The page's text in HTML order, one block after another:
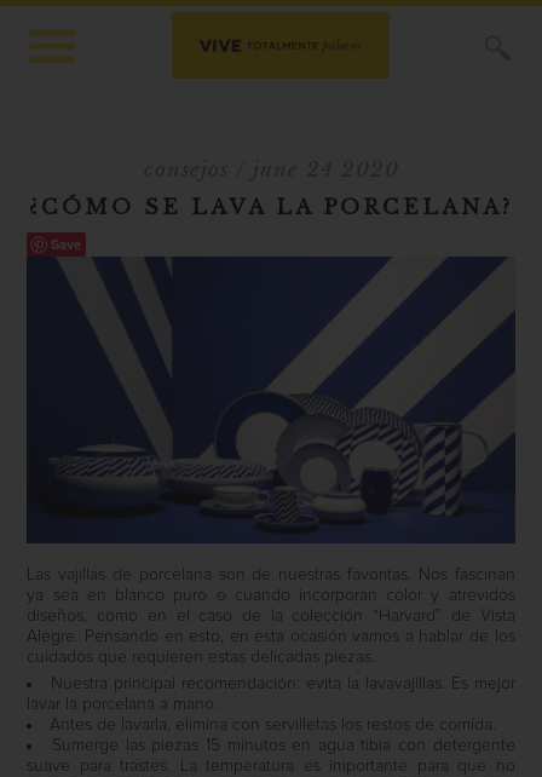
¿CÓMO SE LAVA LA PORCELANA?
Save
Las vajillas de porcelana son de nuestras favoritas. Nos fascinan
ya sea en blanco puro o cuando incorporan color y atrevidos
diseños, como en el caso de la colección “Harvard” de Vista
Alegre. Pensando en esto, en esta ocasión vamos a hablar de los
cuidados que requieren estas delicadas piezas.
Nuestra principal recomendación: evita la lavavajillas. Es mejor
lavar la porcelana a mano.
Antes de lavarla, elimina con servilletas los restos de comida.
Sumerge las piezas 15 minutos en agua tibia con detergente
suave para trastes. La temperatura es importante para que no